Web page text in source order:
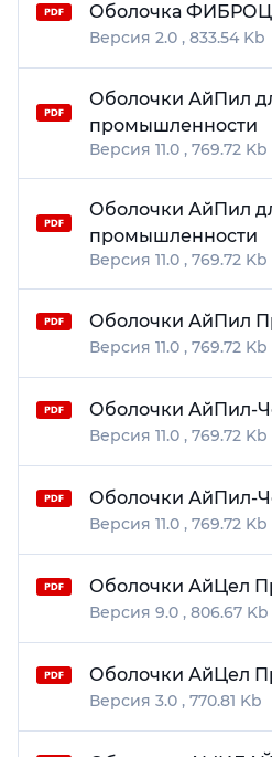
Оболочка
2.0 833.54 Kb
Оболочки АйПил
промышленности
11.0 769.72 Kb
Оболочки АйПил
промышленности
11.0 769.72 Kb
Оболочки АйПил
11.0 769.72 Kb
Оболочки АйПил-
11.0 769.72 Kb
Оболочки АйПил-
11.0 769.72 Kb
Оболочки АйЦел
9.0 806.67 Kb
Оболочки АйЦел
3.0 770.81 Kb